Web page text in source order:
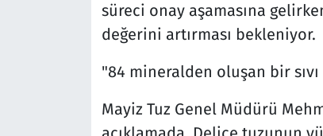
süreci onay aşamasına
değerini artırması bekleniyor.
"84 mineralden oluşan bir
Mayiz Tuz Genel Müdürü